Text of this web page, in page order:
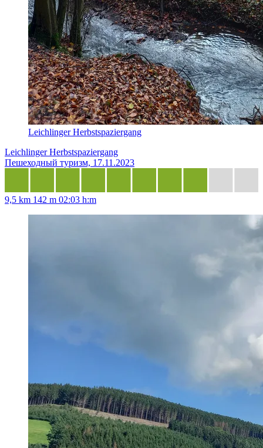
Leichlinger Herbstspaziergang
Leichlinger Herbstspaziergang
Пешеходный туризм, 17.11.2023
9,5 km 142 m 02:03 h:m